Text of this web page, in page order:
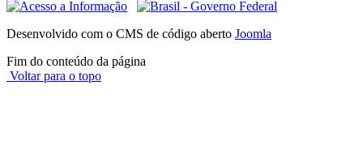
Desenvolvido com o CMS de código aberto Joomla
Fim do conteúdo da página
Voltar para o topo